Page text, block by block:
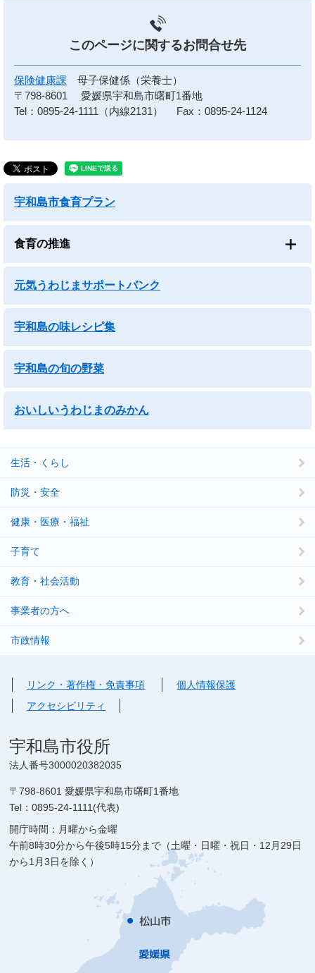
このページに関するお問合せ先
保険健康課
母子保健係（栄養士）
〒798-8601
愛媛県宇和島市曙町1番地
Tel：0895-24-1111（内線2131）
Fax：0895-24-1124
宇和島市食育プラン
食育の推進
元気うわじまサポートバンク
宇和島の味レシピ集
宇和島の旬の野菜
おいしいうわじまのみかん
生活・くらし
防災・安全
健康・医療・福祉
子育て
教育・社会活動
事業者の方へ
市政情報
リンク・著作権・免責事項
個人情報保護
アクセシビリティ
宇和島市役所
法人番号3000020382035
〒798-8601 愛媛県宇和島市曙町1番地
Tel：0895-24-1111(代表)
開庁時間：月曜から金曜
午前8時30分から午後5時15分まで（土曜・日曜・祝日・12月29日
から1月3日を除く）